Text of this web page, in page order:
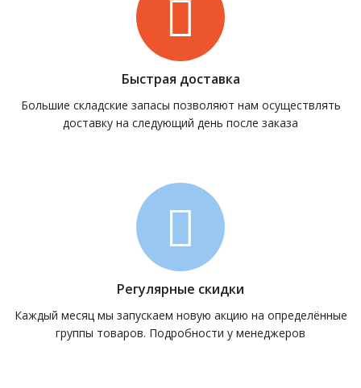
Быстрая доставка
Большие складские запасы позволяют нам осуществлять
доставку на следующий день после заказа
Регулярные скидки
Каждый месяц мы запускаем новую акцию на определённые
группы товаров. Подробности у менеджеров